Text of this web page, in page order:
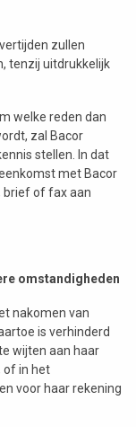
zullen
tenzij uitdrukkelijk
welke reden dan
zal Bacor
stellen. In dat
met Bacor
brief of fax aan
omstandigheden
nakomen van
is verhinderd
wijten aan haar
of in het
voor haar rekening